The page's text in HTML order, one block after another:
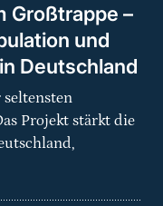
Großtrappe –
und
Deutschland
Projekt stärkt die